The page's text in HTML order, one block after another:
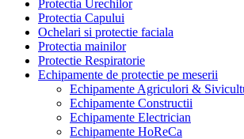
Protectia Urechilor
Protectia Capului
Ochelari si protectie faciala
Protectia mainilor
Protectie Respiratorie
Echipamente de protectie pe meserii
Echipamente Agriculori &
Echipamente Constructii
Echipamente Electrician
Echipamente HoReCa